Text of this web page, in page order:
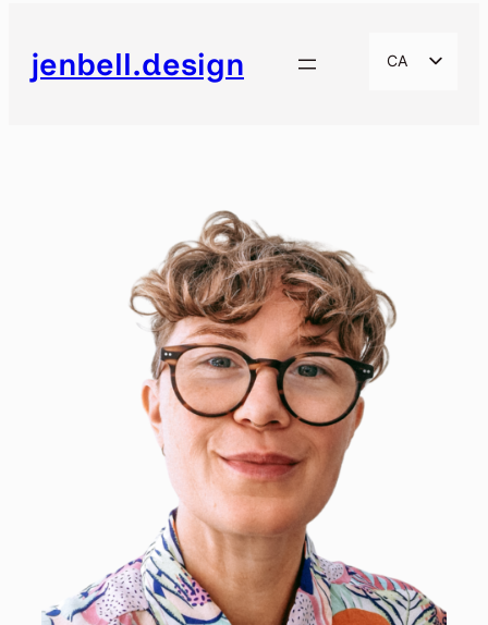
contingut
jenbell.design
CA